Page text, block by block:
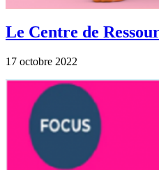
Le Centre de
17 octobre 2022